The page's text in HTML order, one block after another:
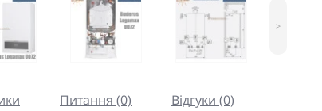
>
Питання (0)
Відгуки (0)